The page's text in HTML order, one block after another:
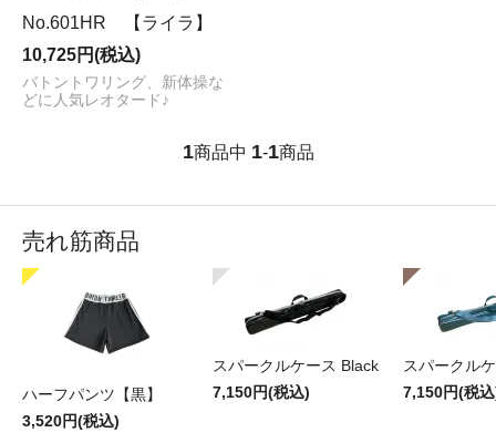
No.601HR 【ライラ】
10,725円(税込)
バトントワリング、新体操な
どに人気レオタード♪
1商品中 1-1商品
売れ筋商品
ハーフパンツ【黒】
3,520円(税込)
スパークルケース Black
7,150円(税込)
スパークル
7,150円(税